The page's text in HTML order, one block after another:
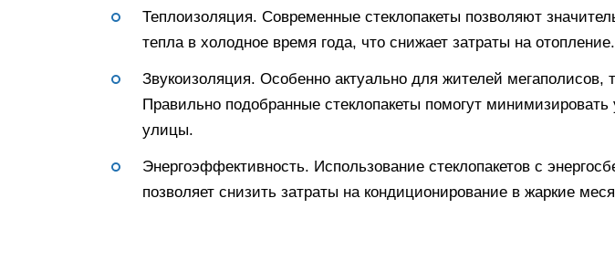
Теплоизоляция. Современные стеклопакеты позволяют
тепла в холодное время года, что снижает затраты на отопление.
Звукоизоляция. Особенно актуально для жителей мегаполисов,
Правильно подобранные стеклопакеты помогут
улицы.
Энергоэффективность. Использование стеклопакетов с
позволяет снизить затраты на кондиционирование в жаркие